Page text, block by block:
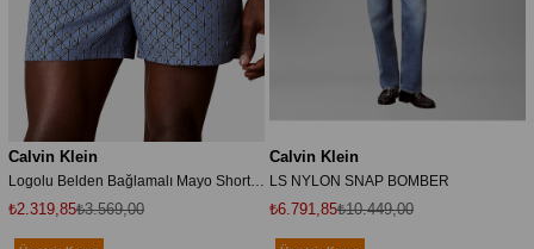
Calvin Klein
Logolu Belden Bağlamalı Mayo Short LV00N6102832W Erkek MAYO SHORT LV00N61028 32W
₺2.319,85₺3.569,00
Calvin Klein
LS NYLON SNAP BOMBER
₺6.791,85₺10.449,00